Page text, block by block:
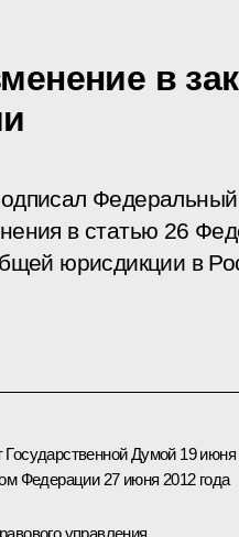
в
Федеральный
в статью 26
юрисдикции в
Думой 19 июня
Федерации 27 июня 2012 года
управления